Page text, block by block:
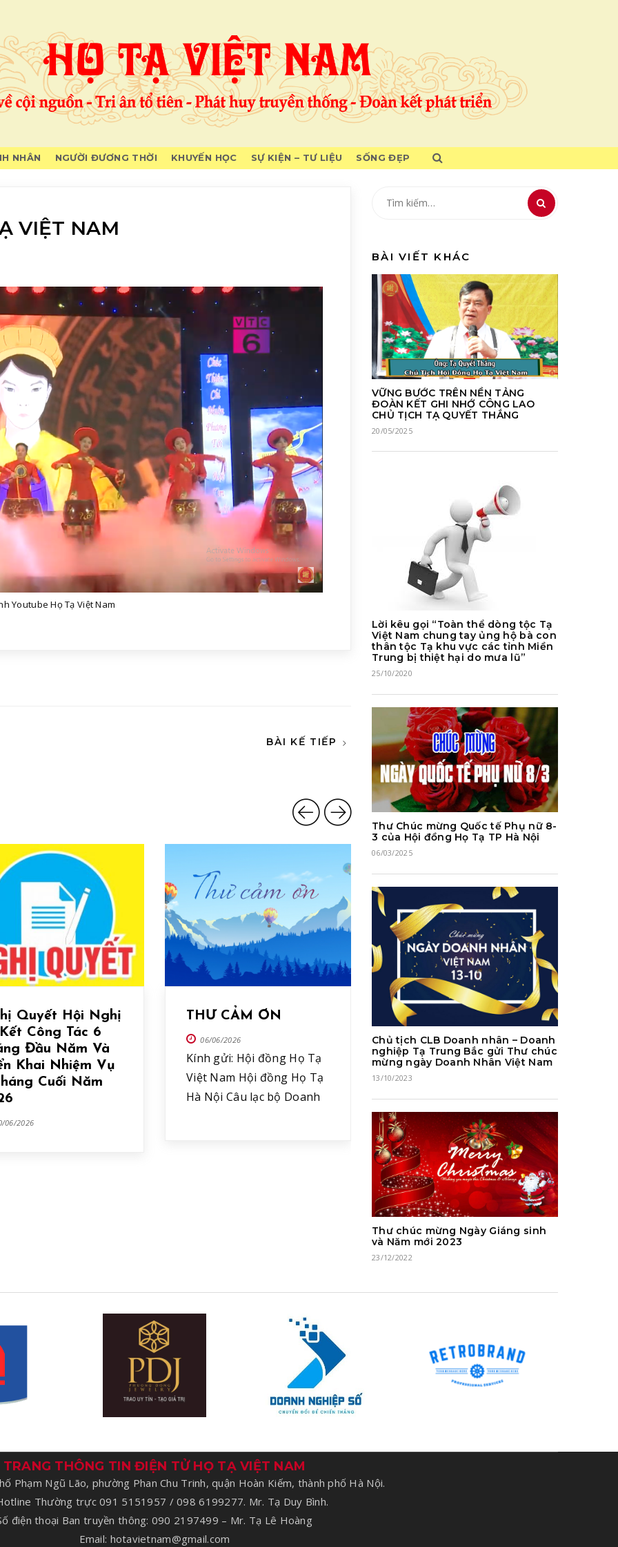
NHÂN NGƯỜI ĐƯƠNG THỜI KHUYẾN HỌC SỰ KIỆN – TƯ LIỆU SỐNG ĐẸP
VIỆT NAM
Youtube Họ Tạ Việt Nam
BÀI KẾ TIẾP
Quyết Hội Nghị
Công Tác 6
Đầu Năm Và
Khai Nhiệm Vụ
Cuối Năm
06/2026
THƯ CẢM ƠN
06/06/2026
Kính gửi: Hội đồng Họ Tạ
Việt Nam Hội đồng Họ Tạ
Hà Nội Câu lạc bộ Doanh
Thư Chúc Mừng Mùa
Giáng Sinh 2025 –
Đón Chào Năm Mới
2026
BÀI VIẾT KHÁC
VỮNG BƯỚC TRÊN NỀN TẢNG
ĐOÀN KẾT GHI NHỚ CÔNG LAO
CHỦ TỊCH TẠ QUYẾT THẮNG
20/05/2025
Lời kêu gọi “Toàn thể dòng tộc Tạ
Việt Nam chung tay ủng hộ bà con
thân tộc Tạ khu vực các tỉnh Miền
Trung bị thiệt hại do mưa lũ”
25/10/2020
Thư Chúc mừng Quốc tế Phụ nữ 8-
3 của Hội đồng Họ Tạ TP Hà Nội
06/03/2025
Chủ tịch CLB Doanh nhân – Doanh
nghiệp Tạ Trung Bắc gửi Thư chúc
mừng ngày Doanh Nhân Việt Nam
13/10/2023
Thư chúc mừng Ngày Giáng sinh
và Năm mới 2023
23/12/2022
TRANG THÔNG TIN ĐIỆN TỬ HỌ TẠ VIỆT NAM
Phạm Ngũ Lão, phường Phan Chu Trinh, quận Hoàn Kiếm, thành phố Hà Nội.
Thường trực 091 5151957 / 098 6199277. Mr. Tạ Duy Bình.
điện thoại Ban truyền thông: 090 2197499 – Mr. Tạ Lê Hoàng
Email: hotavietnam@gmail.com